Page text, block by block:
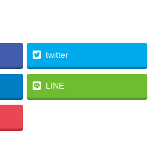
twitter
LINE